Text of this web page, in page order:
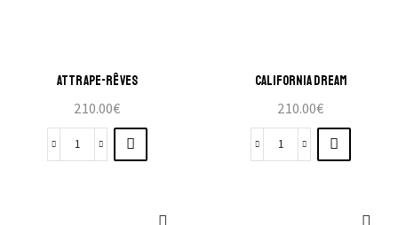
ATTRAPE-RÊVES
210.00€
CALIFORNIA DREAM
210.00€